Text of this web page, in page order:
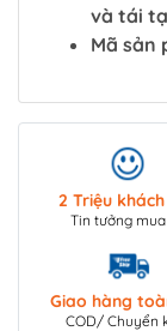
và tái
Mã sản
2 Triệu
Tin tưởng
Giao hàng
COD/ Chuyển